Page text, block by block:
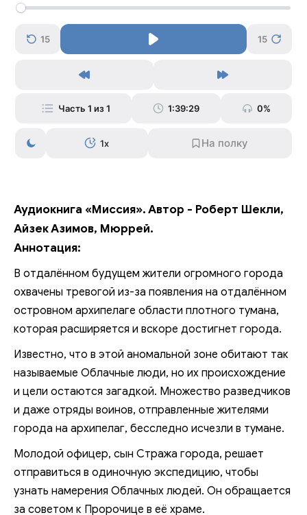
15 15
Часть 1 из 1 1:39:29 0%
1x
Аудиокнига «Миссия». Автор - Роберт Шекли,
Айзек Азимов, Мюррей.
Аннотация:
В отдалённом будущем жители огромного города
охвачены тревогой из-за появления на отдалённом
островном архипелаге области плотного тумана,
которая расширяется и вскоре достигнет города.
Известно, что в этой аномальной зоне обитают так
называемые Облачные люди, но их происхождение
и цели остаются загадкой. Множество разведчиков
и даже отряды воинов, отправленные жителями
города на архипелаг, бесследно исчезли в тумане.
Молодой офицер, сын Стража города, решает
отправиться в одиночную экспедицию, чтобы
узнать намерения Облачных людей. Он обращается
за советом к Пророчице в её храме.